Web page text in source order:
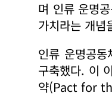
며 인류 운명
가치라는 개념
인류 운명공
구축했다. 이
약(Pact for